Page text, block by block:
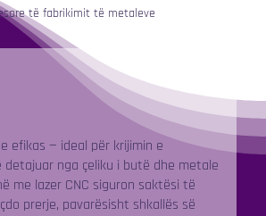
të fabrikimit të metaleve
efikas — ideal për krijimin e
nga çeliku i butë dhe metale
me lazer CNC siguron saktësi të
prerje, pavarësisht shkallës së